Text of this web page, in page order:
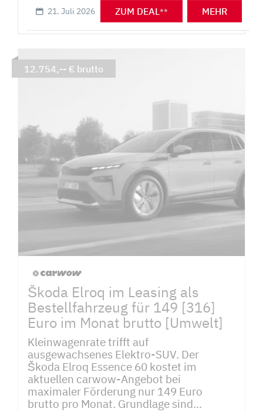
21. Juli 2026 ZUM DEAL** MEHR
Škoda Elroq im Leasing als
Bestellfahrzeug für 149 [316]
Euro im Monat brutto [Umwelt]
Kleinwagenrate trifft auf
ausgewachsenes Elektro-SUV. Der
Škoda Elroq Essence 60 kostet im
aktuellen carwow-Angebot bei
maximaler Förderung nur 149 Euro
brutto pro Monat. Grundlage sind...
12.754,-- € brutto